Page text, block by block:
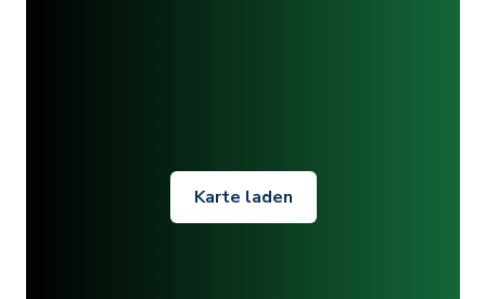
Karte laden